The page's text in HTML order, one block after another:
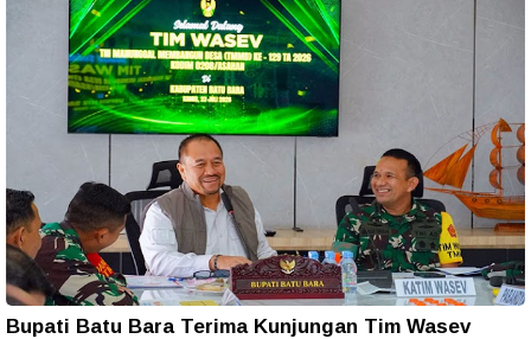
Bupati Batu Bara Terima Kunjungan Tim Wasev